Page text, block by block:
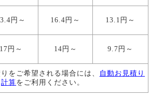
円～ 16.4円～ 13.1円～
17円～ 14円～ 9.7円～
をご希望される場合には、
自動お見積り
計算をご利用ください。